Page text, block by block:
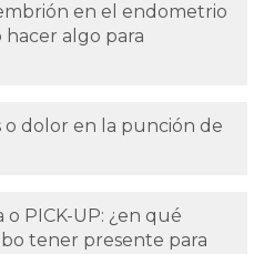
en el endometrio
algo para
o dolor en la punción de
PICK-UP: ¿en qué
tener presente para